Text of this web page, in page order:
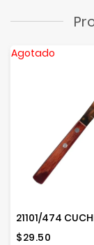
Agotado
Precio
$29.50